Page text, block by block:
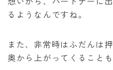
るようなんですね。
また、非常時はふだんは
奥から上がってくること